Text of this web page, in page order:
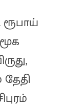
ரூபாய்